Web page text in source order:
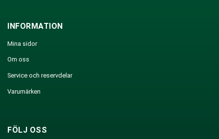
INFORMATION
Mina sidor
Om oss
Service och reservdelar
Varumärken
FÖLJ OSS